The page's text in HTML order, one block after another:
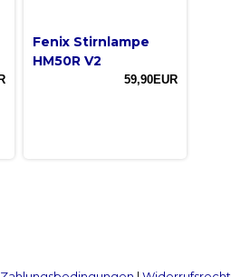
Fenix Stirnlampe
HM50R V2
59,90EUR